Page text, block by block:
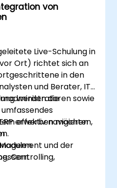
von
Live-Schulung in
Ort) richtet sich an
in den
und Berater, IT-
sowie
erwerben möchten,
und der
werden die
effektiv navigieren
Controlling,
und durchführen